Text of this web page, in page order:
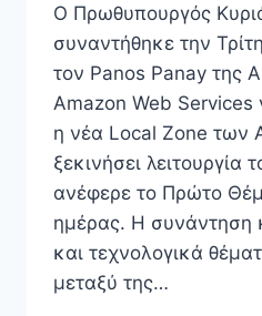
Ο Πρωθυπουργός
συναντήθηκε την
τον Panos Panay της
Amazon Web Services
η νέα Local Zone των
ξεκινήσει λειτουργία
ανέφερε το Πρώτο
ημέρας. Η συνάντηση
και τεχνολογικά
μεταξύ της…